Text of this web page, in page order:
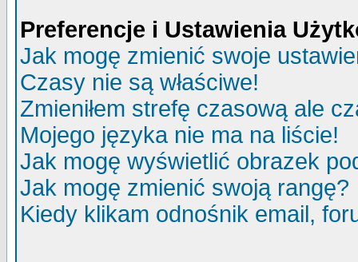
Preferencje i Ustawienia
Jak mogę zmienić swoje
Czasy nie są właściwe!
Zmieniłem strefę czasową ale
Mojego języka nie ma na liście!
Jak mogę wyświetlić obrazek
Jak mogę zmienić swoją rangę?
Kiedy klikam odnośnik email,